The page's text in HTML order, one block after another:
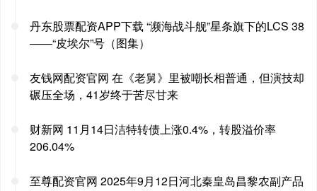
丹东股票配资APP下载 “濒海战斗舰”星条旗下的LCS 38
——“皮埃尔”号（图集）
友钱网配资官网 在《老舅》里被嘲长相普通，但演技却
碾压全场，41岁终于苦尽甘来
财新网 11月14日洁特转债上涨0.4%，转股溢价率
206.04%
至尊配资官网 2025年9月12日河北秦皇岛昌黎农副产品